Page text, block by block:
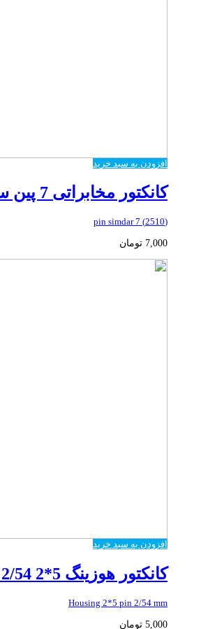
افزودن به سبد خرید
کانکتور مخابراتی 7 پین سیم دار
(2510) 7 pin simdar
7,000 تومان
افزودن به سبد خرید
کانکتور هوزینگ 5*2 2/54 میلی متر
Housing 2*5 pin 2/54 mm
5,000 تومان